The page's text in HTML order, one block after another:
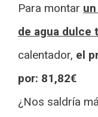
Para montar
de agua dulce
calentador, el
por: 81,82€
¿Nos saldría